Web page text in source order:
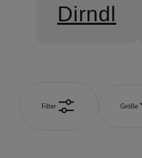
Dirndl
Filter Größe